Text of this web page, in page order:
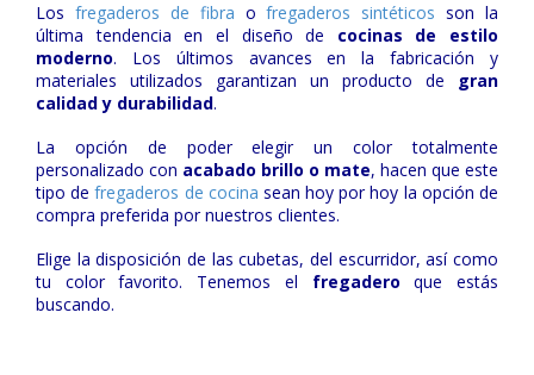
Los fregaderos de fibra ofregaderos sintéticos son la
última tendencia en el diseño de cocinas de estilo
moderno. Los últimos avances en la fabricación y
materiales utilizados garantizan un producto de gran
calidad y durabilidad.
La opción de poder elegir un color totalmente
personalizado con acabado brillo o mate, hacen que este
tipo defregaderos de cocina sean hoy por hoy la opción de
compra preferida por nuestros clientes.
Elige la disposición de las cubetas, del escurridor, así como
tu color favorito. Tenemos el fregadero que estás
buscando.